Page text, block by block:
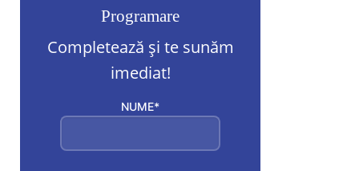
Programare
Completează și te sunăm
imediat!
NUME*